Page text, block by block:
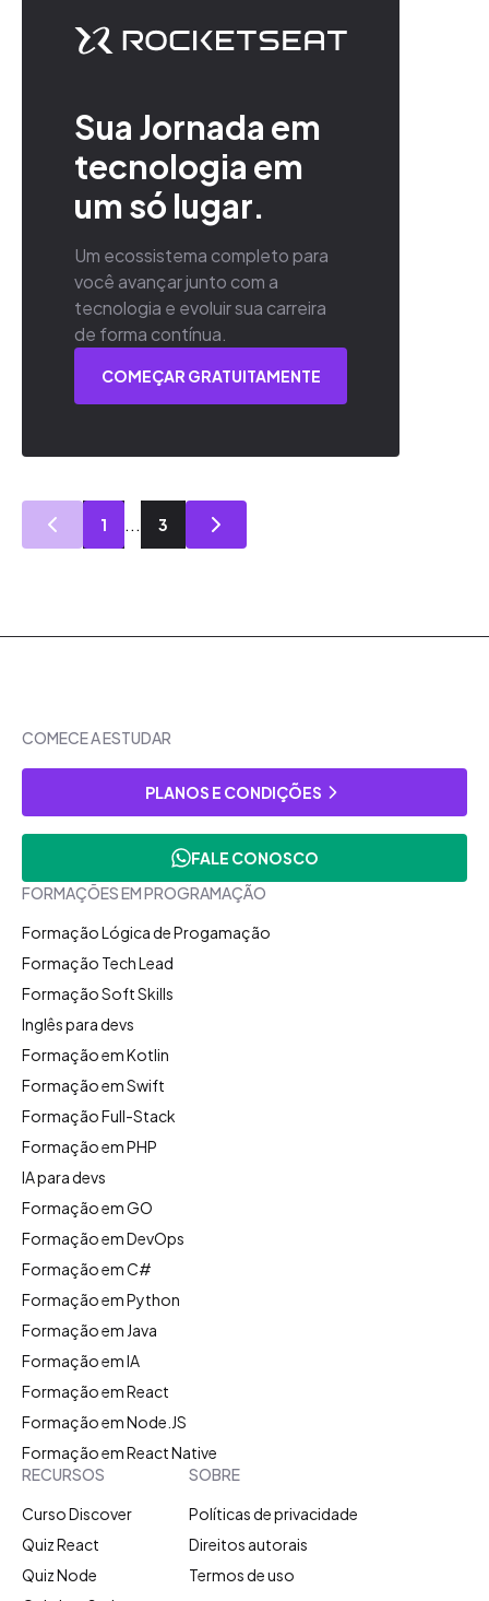
Sua Jornada em
tecnologia em
um só lugar.
Um ecossistema completo para
você avançar junto com a
tecnologia e evoluir sua carreira
de forma contínua.
COMEÇAR GRATUITAMENTE
1 ... 3
COMECE A ESTUDAR
PLANOS E CONDIÇÕES
FALE CONOSCO
FORMAÇÕES EM PROGRAMAÇÃO
Formação Lógica de Progamação
Formação Tech Lead
Formação Soft Skills
Inglês para devs
Formação em Kotlin
Formação em Swift
Formação Full-Stack
Formação em PHP
IA para devs
Formação em GO
Formação em DevOps
Formação em C#
Formação em Python
Formação em Java
Formação em IA
Formação em React
Formação em Node.JS
Formação em React Native
RECURSOS
Curso Discover
Quiz React
Quiz Node
SOBRE
Políticas de privacidade
Direitos autorais
Termos de uso